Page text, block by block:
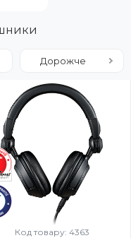
Дорожче
Код товару: 4363